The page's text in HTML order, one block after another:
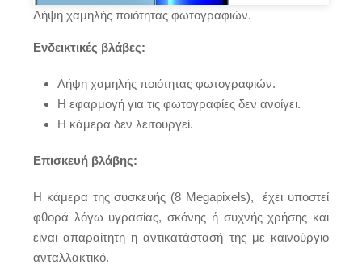
Λήψη χαμηλής ποιότητας φωτογραφιών.
Ενδεικτικές βλάβες:
Λήψη χαμηλής ποιότητας φωτογραφιών.
Η εφαρμογή για τις φωτογραφίες δεν ανοίγει.
Η κάμερα δεν λειτουργεί.
Επισκευή βλάβης:
Η κάμερα της συσκευής (8 Megapixels), έχει υποστεί
φθορά λόγω υγρασίας, σκόνης ή συχνής χρήσης και
είναι απαραίτητη η αντικατάστασή της με καινούργιο
ανταλλακτικό.